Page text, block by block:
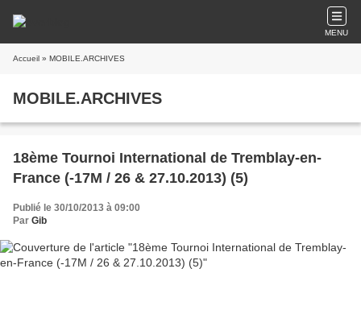
MENU
Accueil » MOBILE.ARCHIVES
MOBILE.ARCHIVES
18ème Tournoi International de Tremblay-en-
France (-17M / 26 & 27.10.2013) (5)
Publié le 30/10/2013 à 09:00
Par Gib